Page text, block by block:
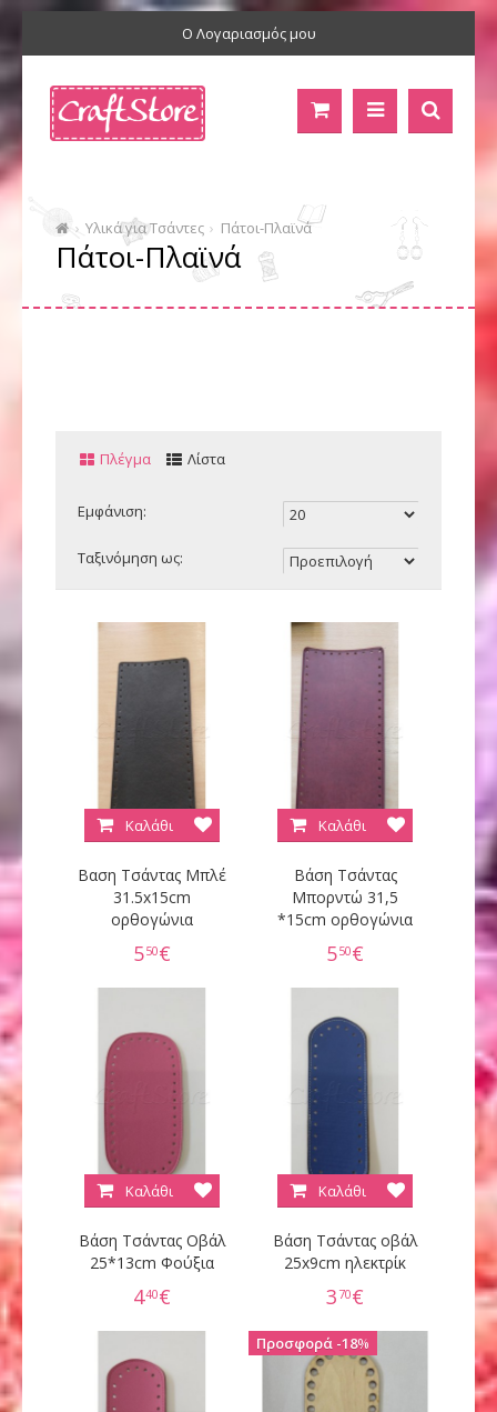
Ο Λογαριασμός μου
Υλικά για Τσάντες Πάτοι-Πλαϊνά
Πάτοι-Πλαϊνά
Πλέγμα Λίστα
Εμφάνιση:
Ταξινόμηση ως:
Βαση Τσάντας Μπλέ
31.5x15cm
ορθογώνια
550€
Καλάθι
Βάση Τσάντας
Μπορντώ 31,5
*15cm ορθογώνια
550€
Καλάθι
Βάση Τσάντας Οβάλ
25*13cm Φούξια
440€
Καλάθι
Βάση Τσάντας οβάλ
25x9cm ηλεκτρίκ
3 70€
Καλάθι
18%